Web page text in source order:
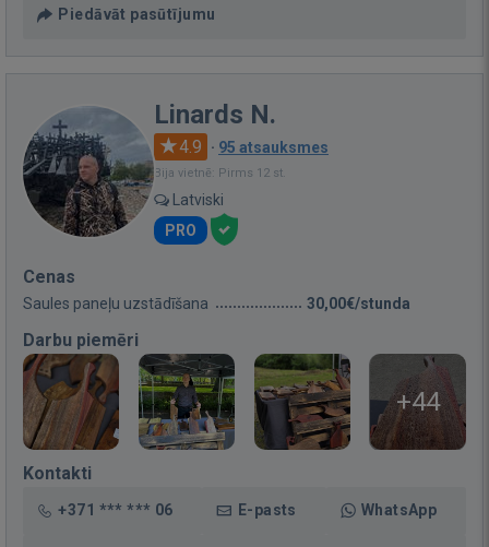
Piedāvāt pasūtījumu
Linards N.
4.9 · 95 atsauksmes
Bija vietnē: Pirms 12 st.
Latviski
PRO
Cenas
Saules paneļu uzstādīšana 30,00€/stunda
Darbu piemēri
+44
Kontakti
+371 *** *** 06 E-pasts WhatsApp